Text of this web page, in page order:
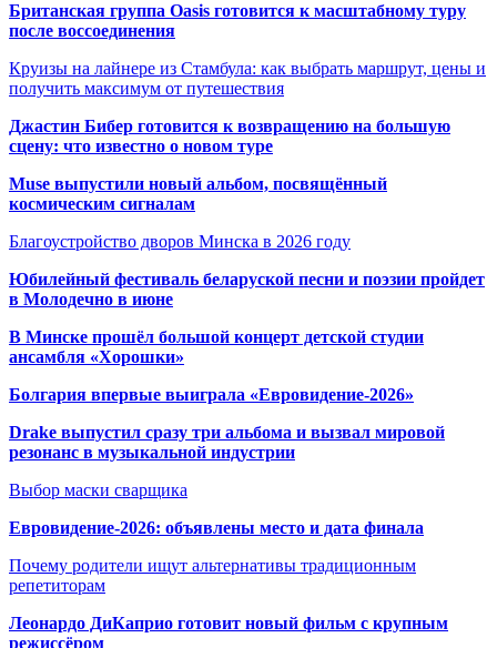
Британская группа Oasis готовится к масштабному туру
после воссоединения
Круизы на лайнере из Стамбула: как выбрать маршрут, цены и
получить максимум от путешествия
Джастин Бибер готовится к возвращению на большую
сцену: что известно о новом туре
Muse выпустили новый альбом, посвящённый
космическим сигналам
Благоустройство дворов Минска в 2026 году
Юбилейный фестиваль беларуской песни и поэзии пройдет
в Молодечно в июне
В Минске прошёл большой концерт детской студии
ансамбля «Хорошки»
Болгария впервые выиграла «Евровидение-2026»
Drake выпустил сразу три альбома и вызвал мировой
резонанс в музыкальной индустрии
Выбор маски сварщика
Евровидение-2026: объявлены место и дата финала
Почему родители ищут альтернативы традиционным
репетиторам
Леонардо ДиКаприо готовит новый фильм с крупным
режиссёром